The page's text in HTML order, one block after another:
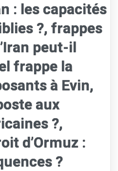
: les capacités
?, frappes
peut-il
frappe la
à Evin,
aux
?,
d’Ormuz :
?